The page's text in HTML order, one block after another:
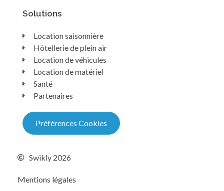
Solutions
Location saisonnière
Hôtellerie de plein air
Location de véhicules
Location de matériel
Santé
Partenaires
Préférences Cookies
Swikly 2026
Mentions légales